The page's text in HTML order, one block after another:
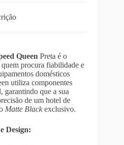
Queen Preta é o
procura fiabilidade e
domésticos
utiliza componentes
garantindo que a sua
de um hotel de
Matte Black exclusivo.
Design: